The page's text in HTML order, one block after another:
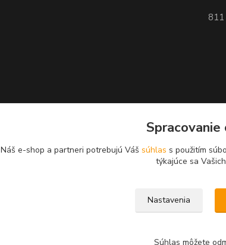
811
Spracovanie
Náš e-shop a partneri potrebujú Váš súhlas s použitím
týkajúce sa
Nastavenia
Súhlas môžete